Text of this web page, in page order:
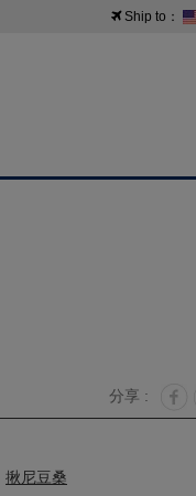
Ship to：
分享 :
揪尼豆桑